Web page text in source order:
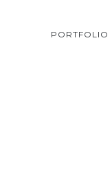
PORTFOLIO